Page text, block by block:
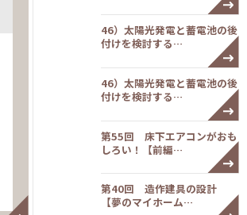
46）太陽光発電と蓄電池の後
付けを検討する…
46）太陽光発電と蓄電池の後
付けを検討する…
第55回 床下エアコンがおも
しろい！【前編…
第40回 造作建具の設計
【夢のマイホーム…